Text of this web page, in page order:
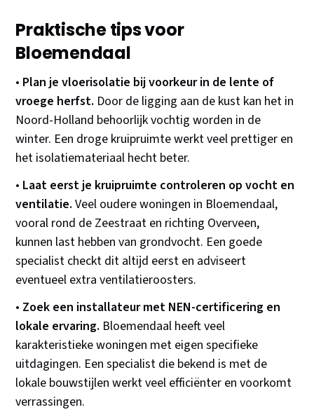
Praktische tips voor
Bloemendaal
• Plan je vloerisolatie bij voorkeur in de lente of
vroege herfst. Door de ligging aan de kust kan het in
Noord-Holland behoorlijk vochtig worden in de
winter. Een droge kruipruimte werkt veel prettiger en
het isolatiemateriaal hecht beter.
• Laat eerst je kruipruimte controleren op vocht en
ventilatie. Veel oudere woningen in Bloemendaal,
vooral rond de Zeestraat en richting Overveen,
kunnen last hebben van grondvocht. Een goede
specialist checkt dit altijd eerst en adviseert
eventueel extra ventilatieroosters.
• Zoek een installateur met NEN-certificering en
lokale ervaring. Bloemendaal heeft veel
karakteristieke woningen met eigen specifieke
uitdagingen. Een specialist die bekend is met de
lokale bouwstijlen werkt veel efficiënter en voorkomt
verrassingen.